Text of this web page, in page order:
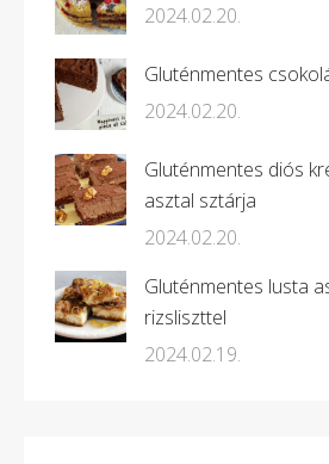
2024.02.20.
Gluténmentes
2024.02.20.
Gluténmentes diós
asztal sztárja
2024.02.20.
Gluténmentes lusta
rizsliszttel
2024.02.19.